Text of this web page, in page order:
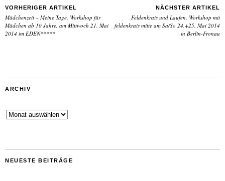
VORHERIGER ARTIKEL
Mädchenzeit – Meine Tage. Workshop für
Mädchen ab 10 Jahre, am Mittwoch 21. Mai
2014 im EDEN*****
NÄCHSTER ARTIKEL
Feldenkrais und Laufen. Workshop mit
feldenkrais mitte am Sa/So 24.+25. Mai 2014
in Berlin-Fronau
ARCHIV
Archiv
NEUESTE BEITRÄGE